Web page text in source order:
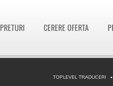
PRETURI CERERE OFERTA
TOPLEVEL TRADUCERI